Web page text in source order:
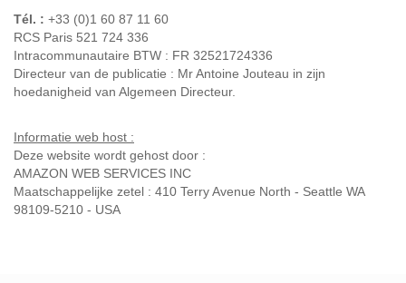
Tél. : +33 (0)1 60 87 11 60
RCS Paris 521 724 336
Intracommunautaire BTW : FR 32521724336
Directeur van de publicatie : Mr Antoine Jouteau in zijn
hoedanigheid van Algemeen Directeur.
Informatie web host :
Deze website wordt gehost door :
AMAZON WEB SERVICES INC
Maatschappelijke zetel : 410 Terry Avenue North - Seattle WA
98109-5210 - USA